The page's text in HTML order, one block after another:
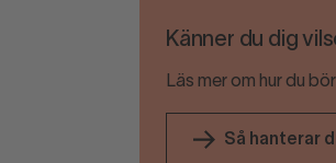
Känner du dig
Läs mer om hur du
Så hanterar